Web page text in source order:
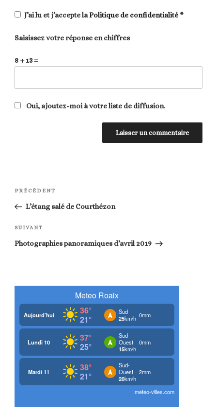
J’ai lu et j’accepte laPolitique de confidentialité*
Saisissez votre réponse en chiffres
8 + 13 =
Oui, ajoutez-moi à votre liste de diffusion.
Navigation
l’article
Article
précédent
PRÉCÉDENT
L’étang salé de Courthézon
Article
suivant
SUIVANT
Photographies panoramiques d’avril 2019